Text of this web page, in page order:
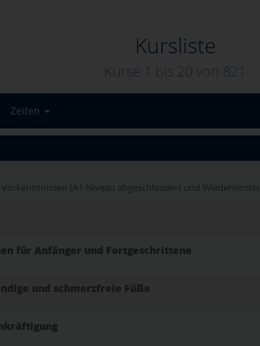
Kursliste
Kurse 1 bis 20 von 821
Zeiten
(A1-Niveau abgeschlossen) und
für Anfänger und Fortgeschrittene
und schmerzfreie Füße